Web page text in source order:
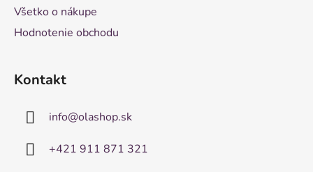
Všetko o nákupe
Hodnotenie obchodu
Kontakt
info@olashop.sk
+421 911 871 321